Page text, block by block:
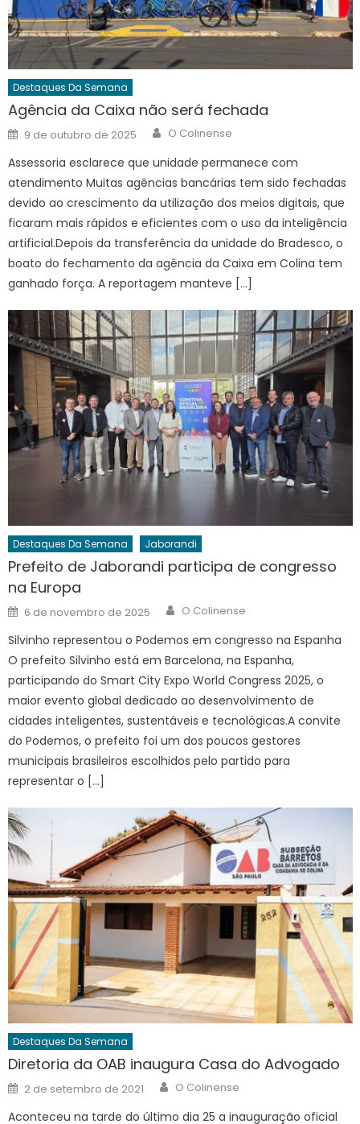
Destaques Da Semana
Agência da Caixa não será fechada
Posted
on
9 de outubro de 2025 Author
O Colinense
Assessoria esclarece que unidade permanece com
atendimento Muitas agências bancárias tem sido fechadas
devido ao crescimento da utilização dos meios digitais, que
ficaram mais rápidos e eficientes com o uso da inteligência
artificial.Depois da transferência da unidade do Bradesco, o
boato do fechamento da agência da Caixa em Colina tem
ganhado força. A reportagem manteve […]
Destaques Da Semana Jaborandi
Prefeito de Jaborandi participa de congresso
na Europa
Posted
on
6 de novembro de 2025 Author
O Colinense
Silvinho representou o Podemos em congresso na Espanha
O prefeito Silvinho está em Barcelona, na Espanha,
participando do Smart City Expo World Congress 2025, o
maior evento global dedicado ao desenvolvimento de
cidades inteligentes, sustentáveis e tecnológicas.A convite
do Podemos, o prefeito foi um dos poucos gestores
municipais brasileiros escolhidos pelo partido para
representar o […]
Destaques Da Semana
Diretoria da OAB inaugura Casa do Advogado
Posted
on
2 de setembro de 2021 Author
O Colinense
Aconteceu na tarde do último dia 25 a inauguração oficial